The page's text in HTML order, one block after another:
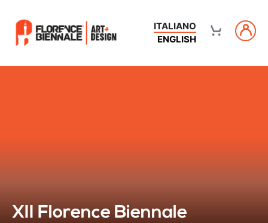
ITALIANO
ENGLISH
XII Florence Biennale